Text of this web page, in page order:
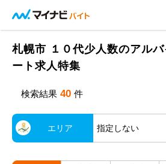
札幌市 １０代少人数のアル
ート求人特集
検索結果 40 件
エリア 指定しない